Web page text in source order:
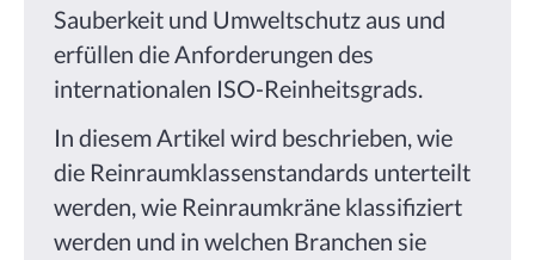
Sauberkeit und Umweltschutz aus und
erfüllen die Anforderungen des
internationalen ISO-Reinheitsgrads.
In diesem Artikel wird beschrieben, wie
die Reinraumklassenstandards unterteilt
werden, wie Reinraumkräne klassifiziert
werden und in welchen Branchen sie